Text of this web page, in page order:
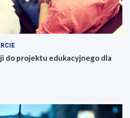
do projektu edukacyjnego dla